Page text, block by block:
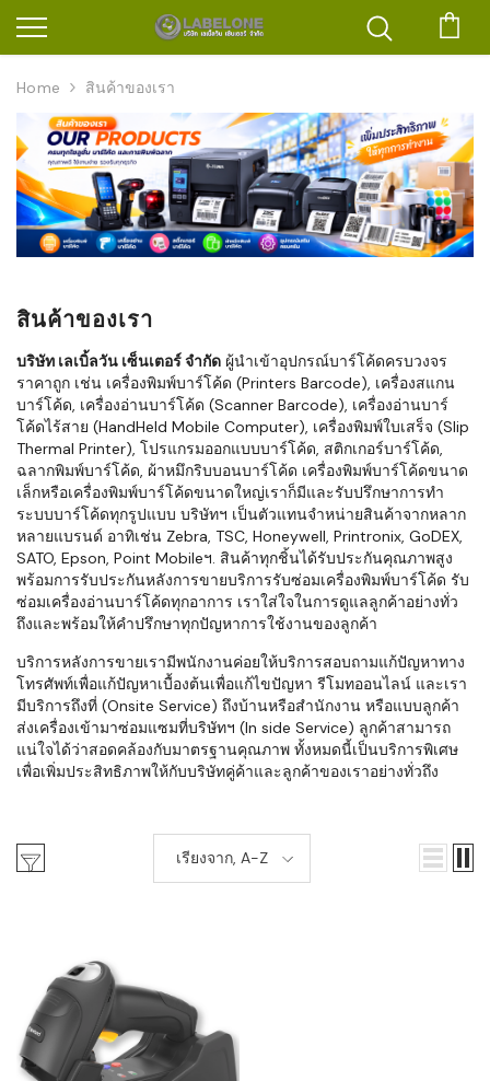
Home สินค้าของเรา
สินค้าของเรา
บริษัท เลเบิ้ลวัน เซ็นเตอร์ จำกัด ผู้นำเข้าอุปกรณ์บาร์โค้ดครบวงจร
ราคาถูก เช่น เครื่องพิมพ์บาร์โค้ด (Printers Barcode), เครื่องสแกน
บาร์โค้ด, เครื่องอ่านบาร์โค้ด (Scanner Barcode), เครื่องอ่านบาร์
โค้ดไร้สาย (HandHeld Mobile Computer), เครื่องพิมพ์ใบเสร็จ (Slip
Thermal Printer), โปรแกรมออกแบบบาร์โค้ด, สติกเกอร์บาร์โค้ด,
ฉลากพิมพ์บาร์โค้ด, ผ้าหมึกริบบอนบาร์โค้ด เครื่องพิมพ์บาร์โค้ดขนาด
เล็กหรือเครื่องพิมพ์บาร์โค้ดขนาดใหญ่เราก็มีและรับปรึกษาการทำ
ระบบบาร์โค้ดทุกรูปแบบ บริษัทฯ เป็นตัวแทนจำหน่ายสินค้าจากหลาก
หลายแบรนด์ อาทิเช่น Zebra, TSC, Honeywell, Printronix, GoDEX,
SATO, Epson, Point Mobileฯ. สินค้าทุกชิ้นได้รับประกันคุณภาพสูง
พร้อมการรับประกันหลังการขายบริการรับซ่อมเครื่องพิมพ์บาร์โค้ด รับ
ซ่อมเครื่องอ่านบาร์โค้ดทุกอาการ เราใส่ใจในการดูแลลูกค้าอย่างทั่ว
ถึงและพร้อมให้คำปรึกษาทุกปัญหาการใช้งานของลูกค้า
บริการหลังการขายเรามีพนักงานค่อยให้บริการสอบถามแก้ปัญหาทาง
โทรศัพท์เพื่อแก้ปัญหาเบื้องต้นเพื่อแก้ไขปัญหา รีโมทออนไลน์ และเรา
มีบริการถึงที่ (Onsite Service) ถึงบ้านหรือสำนักงาน หรือแบบลูกค้า
ส่งเครื่องเข้ามาซ่อมแซมที่บริษัทฯ (In side Service) ลูกค้าสามารถ
แน่ใจได้ว่าสอดคล้องกับมาตรฐานคุณภาพ ทั้งหมดนี้เป็นบริการพิเศษ
เพื่อเพิ่มประสิทธิภาพให้กับบริษัทคู่ค้าและลูกค้าของเราอย่างทั่วถึง
เรียงจาก, A-Z